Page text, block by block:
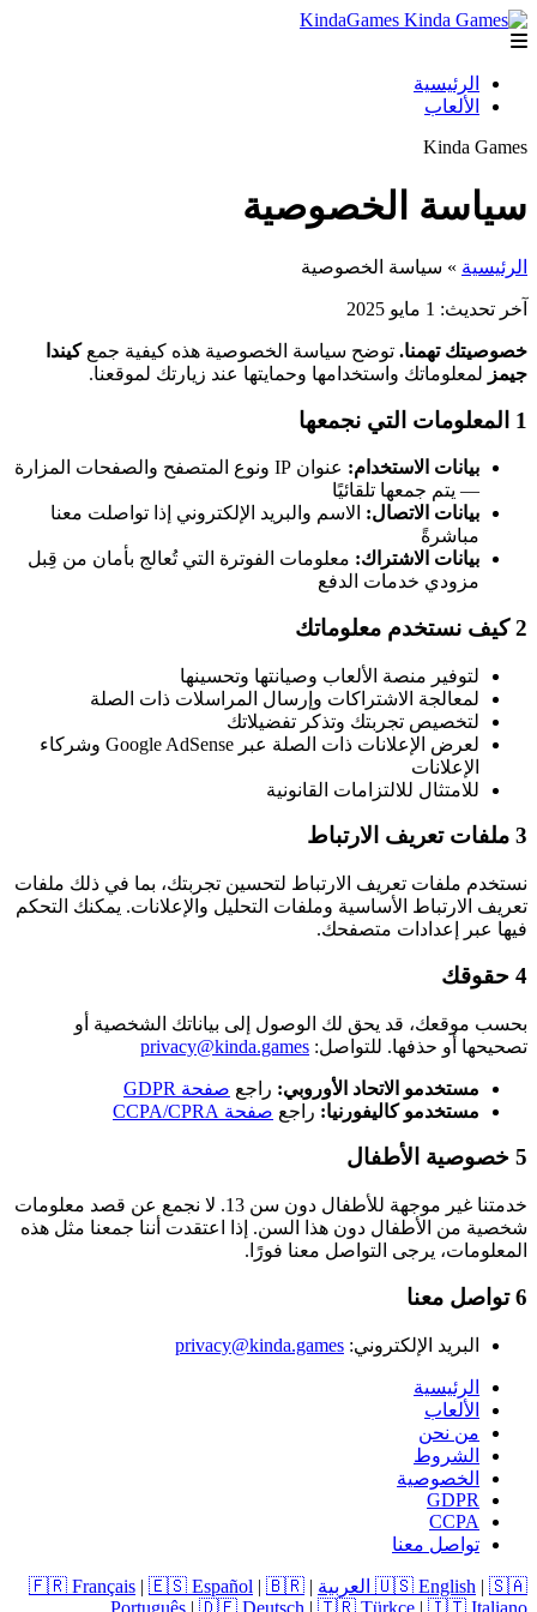
KindaGames
الرئيسية
الألعاب
Kinda Games
سياسة الخصوصية
الرئيسية » سياسة الخصوصية
آخر تحديث: 1 مايو 2025
خصوصيتك تهمنا. توضح سياسة الخصوصية هذه كيفية جمعكيندا
جيمز لمعلوماتك واستخدامها وحمايتها عند زيارتك لموقعنا.
1 المعلومات التي نجمعها
بيانات الاستخدام:
عنوان IP ونوع المتصفح والصفحات المزارة
— يتم جمعها تلقائيًا
بيانات الاتصال: الاسم والبريد الإلكتروني إذا تواصلت معنا
مباشرةً
بيانات الاشتراك: معلومات الفوترة التي تُعالج بأمان من قِبل
مزودي خدمات الدفع
2كيف نستخدم معلوماتك
لتوفير منصة الألعاب وصيانتها وتحسينها
لمعالجة الاشتراكات وإرسال المراسلات ذات الصلة
لتخصيص تجربتك وتذكر تفضيلاتك
لعرض الإعلانات ذات الصلة عبر Google AdSense وشركاء
الإعلانات
للامتثال للالتزامات القانونية
3 ملفات تعريف الارتباط
نستخدم ملفات تعريف الارتباط لتحسين تجربتك، بما في ذلك ملفات
تعريف الارتباط الأساسية وملفات التحليل والإعلانات. يمكنك التحكم
فيها عبر إعدادات متصفحك.
4 حقوقك
بحسب موقعك، قد يحق لك الوصول إلى بياناتك الشخصية أو
تصحيحها أو حذفها. للتواصل: privacy@kinda.games
مستخدمو الاتحاد الأوروبي: راجع صفحة GDPR
مستخدمو كاليفورنيا: راجع صفحة CCPA/CPRA
5 خصوصية الأطفال
خدمتنا غير موجهة للأطفال دون سن 13. لا نجمع عن قصد معلومات
شخصية من الأطفال دون هذا السن. إذا اعتقدت أننا جمعنا مثل هذه
المعلومات، يرجى التواصل معنا فورًا.
6تواصل معنا
البريد الإلكتروني: privacy@kinda.games
الرئيسية
الألعاب
من نحن
الشروط
الخصوصية
GDPR
CCPA
تواصل معنا
🇺🇸 English | 🇸🇦 العربية |
🇫🇷 Français | 🇪🇸 Español | 🇧🇷
Português | 🇩🇪 Deutsch | 🇹🇷 Türkçe | 🇮🇹 Italiano